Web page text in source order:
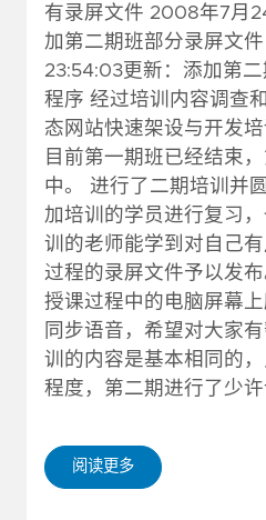
有录屏文件 2008年7月
加第二期班部分录屏文
23:54:03更新：添加第
程序 经过培训内容调查
态网站快速架设与开发
目前第一期班已经结束
中。 进行了二期培训并
加培训的学员进行复习
训的老师能学到对自己有
过程的录屏文件予以发
授课过程中的电脑屏幕
同步语音，希望对大家
训的内容是基本相同的
程度，第二期进行了少
阅读更多